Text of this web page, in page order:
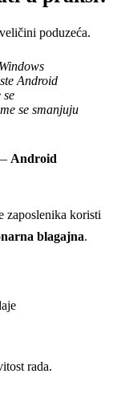
poduzeća.
Android
se
se smanjuju
Android
zaposlenika koristi
blagajna.
rada.